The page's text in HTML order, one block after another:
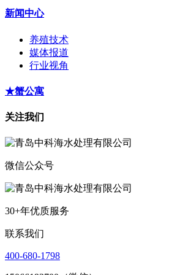
新闻中心
养殖技术
媒体报道
行业视角
★蟹公寓
关注我们
微信公众号
30+年优质服务
联系我们
400-680-1798